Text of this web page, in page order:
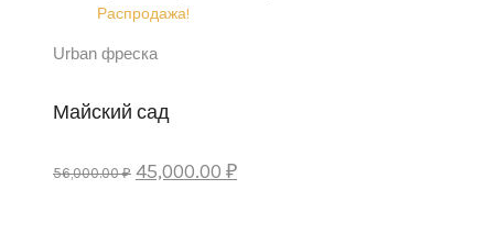
Распродажа!
Urban фреска
Майский сад
56,000.00 ₽ Первоначальная
45,000.00 ₽Текущая